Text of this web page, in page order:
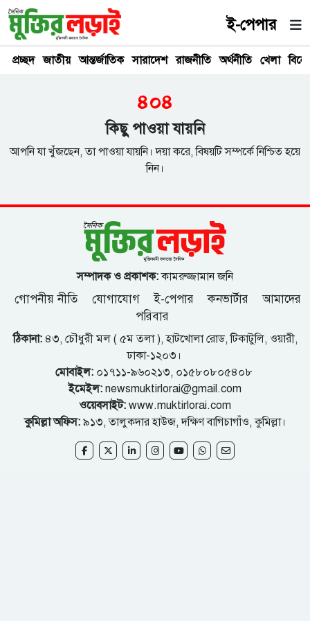
ই-পেপার
প্রচ্ছদ জাতীয় আন্তর্জাতিক সারাদেশ রাজনীতি অর্থনীতি খেলা
৪০৪
কিছু পাওয়া যায়নি
আপনি যা খুঁজছেন, তা পাওয়া যায়নি। দয়া করে, বিষয়টি সম্পর্কে নিশ্চিত হয়ে
নিন।
সম্পাদক ও প্রকাশক:কামরুজ্জামান জনি
গোপনীয় নীতি যোগাযোগ ই-পেপার কনভার্টার
আমাদের
পরিবার
ঠিকানা:৪৩, চৌধুরী মল ( ৫ম তলা ), হাটখোলা রোড, টিকাটুলি, ওয়ারী,
ঢাকা-১২০৩।
মোবাইল:০১৭১১-৯৬০২১৩, ০১৫৮০৮০৫৪০৮
ইমেইল: newsmuktirlorai@gmail.com
ওয়েবসাইট: www.muktirlorai.com
কুমিল্লা অফিস: ৯১৩, তালুকদার হাউজ, দক্ষিণ বাগিচাগাঁও, কুমিল্লা।